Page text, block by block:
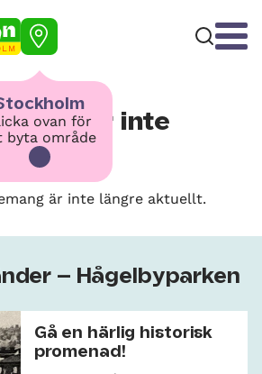
ovan för
byta område
ljud – är inte
är inte längre aktuellt.
– Hågelbyparken
Gå en härlig historisk
promenad!